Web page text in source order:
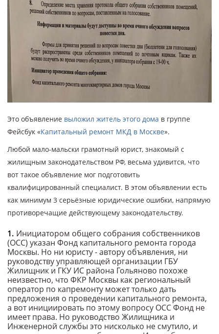
Это объявление выложил житель этого дома в группе
Фейсбук «Капитальный ремонт МКД в Москве».
Любой мало-мальски грамотный юрист, знакомый с
жилищным законодательством РФ, весьма удивится, что
вот такое объявление мог подготовить
квалифицированный специалист. В этом объявлении есть
как минимум 3 серьёзные юридические ошибки, напрямую
противоречащие действующему законодательству.
Инициатором общего собрания собственников
(ОСС) указан Фонд капитального ремонта города
Москвы. Но ни юристу - автору объявления, ни
руководству управляющей организации ГБУ
Жилищник и ГКУ ИС района Гольяново похоже
неизвестно, что ФКР Москвы как региональный
оператор по капремонту может только дать
предложения о проведении капитального ремонта,
а вот инициировать по этому вопросу ОСС Фонд не
имеет права. Но руководство Жилищника и
Инженерной службы это нисколько не смутило, и